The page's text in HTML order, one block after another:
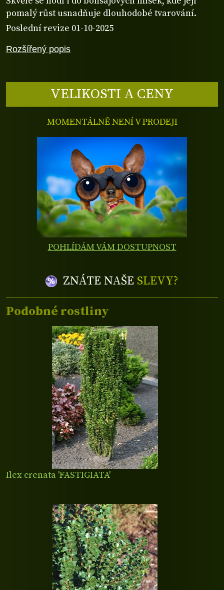
Rozšířený popis
pomalý růst usnadňuje dlouhodobé tvarování.
Poslední revize 01-10-2025
VELIKOSTI A CENY
MOMENTÁLNĚ NENÍ V PRODEJI
POHLÍDÁM VÁM DOSTUPNOST
ZNÁTE NAŠE SLEVY?
Podobné rostliny
Ilex crenata 'FASTIGIATA'